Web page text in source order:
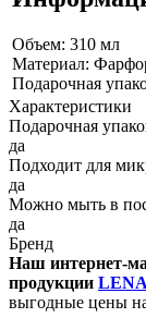
Объем: 310 мл
Материал:
Подарочная
Характеристики
Подарочная
да
Подходит для
да
Можно мыть в
да
Бренд
Наш интернет-
продукции
выгодные цены